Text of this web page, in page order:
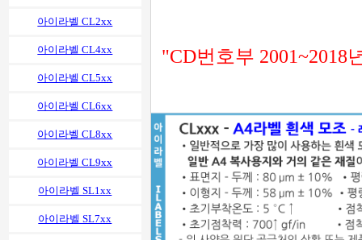
아이라벨 CL2xx
아이라벨 CL4xx
아이라벨 CL5xx
아이라벨 CL6xx
아이라벨 CL8xx
아이라벨 CL9xx
아이라벨 SL1xx
아이라벨 SL7xx
"CD번호부 2001~2018